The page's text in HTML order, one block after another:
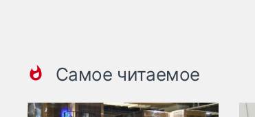
Самое читаемое